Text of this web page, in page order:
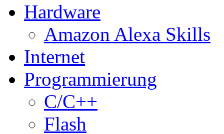
Hardware
Amazon Alexa Skills
Internet
Programmierung
C/C++
Flash